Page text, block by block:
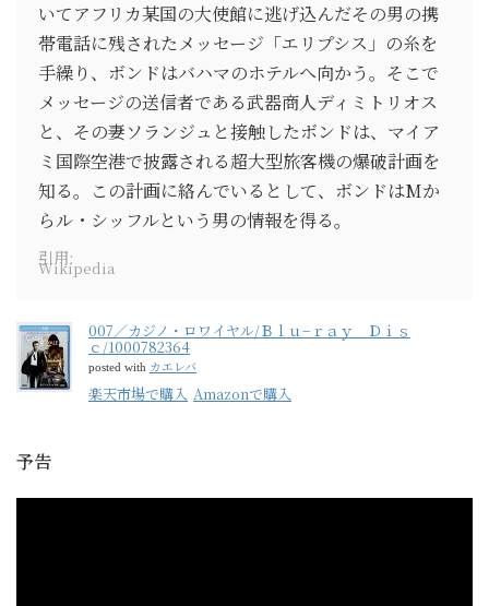
いてアフリカ某国の大使館に逃げ込んだその男の携
帯電話に残されたメッセージ「エリプシス」の糸を
手繰り、ボンドはバハマのホテルへ向かう。そこで
メッセージの送信者である武器商人ディミトリオス
と、その妻ソランジュと接触したボンドは、マイア
ミ国際空港で披露される超大型旅客機の爆破計画を
知る。この計画に絡んでいるとして、ボンドはMか
らル・シッフルという男の情報を得る。
引用:
Wikipedia
007／カジノ・ロワイヤル/Ｂｌｕ−ｒａｙ Ｄｉｓ
ｃ/1000782364
posted with カエレバ
楽天市場で購入 Amazonで購入
予告